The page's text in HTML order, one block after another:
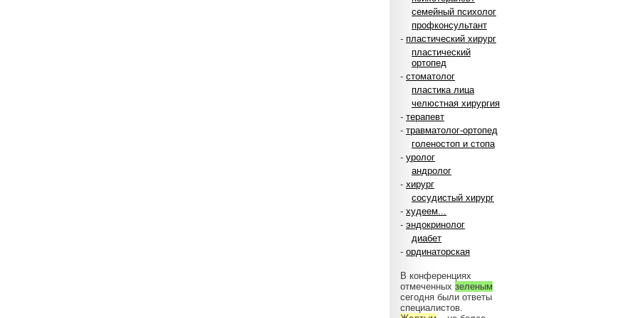
семейный психолог
профконсультант
- пластический хирург
пластический
ортопед
- стоматолог
пластика лица
челюстная хирургия
- терапевт
- травматолог-ортопед
голеностоп и стопа
- уролог
андролог
- хирург
сосудистый хирург
- худеем...
- эндокринолог
диабет
- ординаторская
В конференциях
отмеченных зеленым
сегодня были ответы
специалистов.